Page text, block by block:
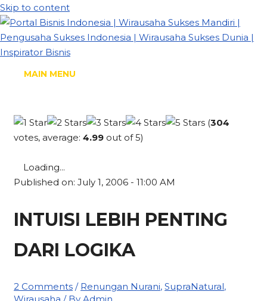
Skip to content
MAIN MENU
(304
votes, average:4.99 out of 5)
Loading...
Published on: July 1, 2006 - 11:00 AM
INTUISI LEBIH PENTING
DARI LOGIKA
2 Comments / Renungan Nurani,SupraNatural,